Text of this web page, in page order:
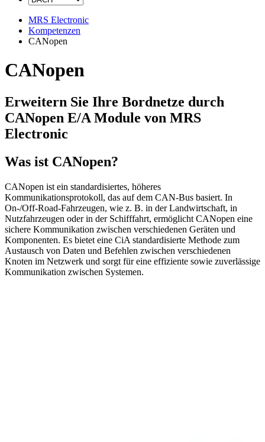
MRS Electronic
Kompetenzen
CANopen
CANopen
Erweitern Sie Ihre Bordnetze durch
CANopen E/A Module von MRS
Electronic
Was ist CANopen?
CANopen ist ein standardisiertes, höheres
Kommunikationsprotokoll, das auf dem CAN-Bus basiert. In
On-/Off-Road-Fahrzeugen, wie z. B. in der Landwirtschaft, in
Nutzfahrzeugen oder in der Schifffahrt, ermöglicht CANopen eine
sichere Kommunikation zwischen verschiedenen Geräten und
Komponenten. Es bietet eine CiA standardisierte Methode zum
Austausch von Daten und Befehlen zwischen verschiedenen
Knoten im Netzwerk und sorgt für eine effiziente sowie zuverlässige
Kommunikation zwischen Systemen.